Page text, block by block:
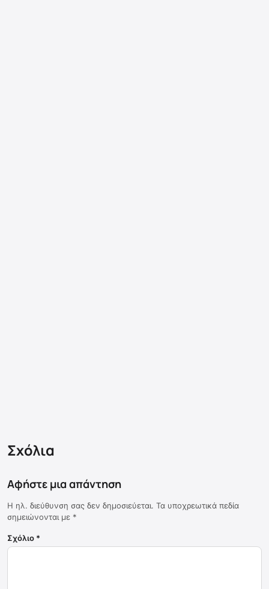
Σχόλια
Αφήστε μια απάντηση
Η ηλ. διεύθυνση σας δεν δημοσιεύεται. Τα υποχρεωτικά πεδία
σημειώνονται με *
Σχόλιο *